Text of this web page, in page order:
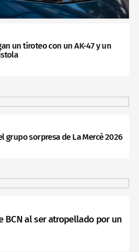
un tiroteo con un AK-47 y un
grupo sorpresa de La Mercè 2026
BCN al ser atropellado por un